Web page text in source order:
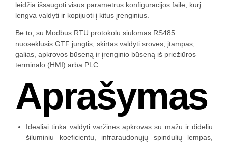
leidžia išsaugoti visus parametrus konfigūracijos faile, kurį
lengva valdyti ir kopijuoti į kitus įrenginius.
Be to, su Modbus RTU protokolu siūlomas RS485
nuoseklusis GTF jungtis, skirtas valdyti sroves, įtampas,
galias, apkrovos būseną ir įrenginio būseną iš priežiūros
terminalo (HMI) arba PLC.
Aprašymas
Idealiai tinka valdyti varžines apkrovas su mažu ir dideliu
šiluminiu koeficientu, infraraudonųjų spindulių lempas,